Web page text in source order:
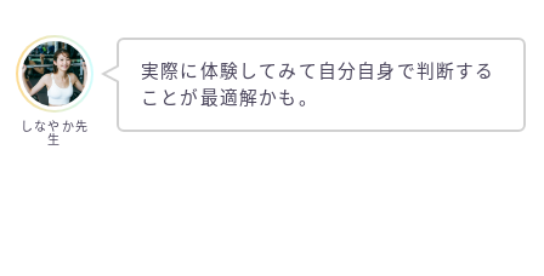
しなやか先
生
実際に体験してみて自分自身で判断する
ことが最適解かも。